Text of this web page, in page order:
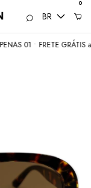
BR
0
• FRETE GRÁTIS acima